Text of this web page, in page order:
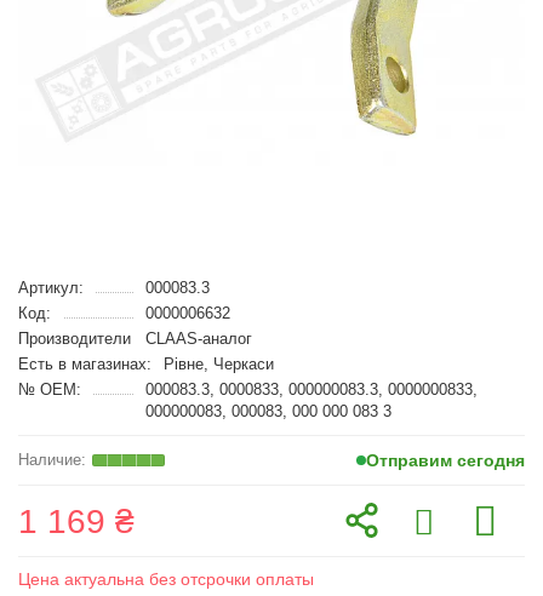
Артикул:
000083.3
Код:
0000006632
Производители
CLAAS-аналог
Есть в магазинах:
Рівне, Черкаси
№ OEM:
000083.3, 0000833, 000000083.3, 0000000833,
000000083, 000083, 000 000 083 3
Отправим сегодня
1 169 ₴
Цена актуальна без отсрочки оплаты